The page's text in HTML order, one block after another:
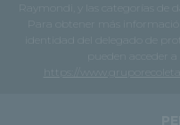
Raymondi, y las categorías de
Para obtener más
identidad del delegado de
pueden acceder
https://